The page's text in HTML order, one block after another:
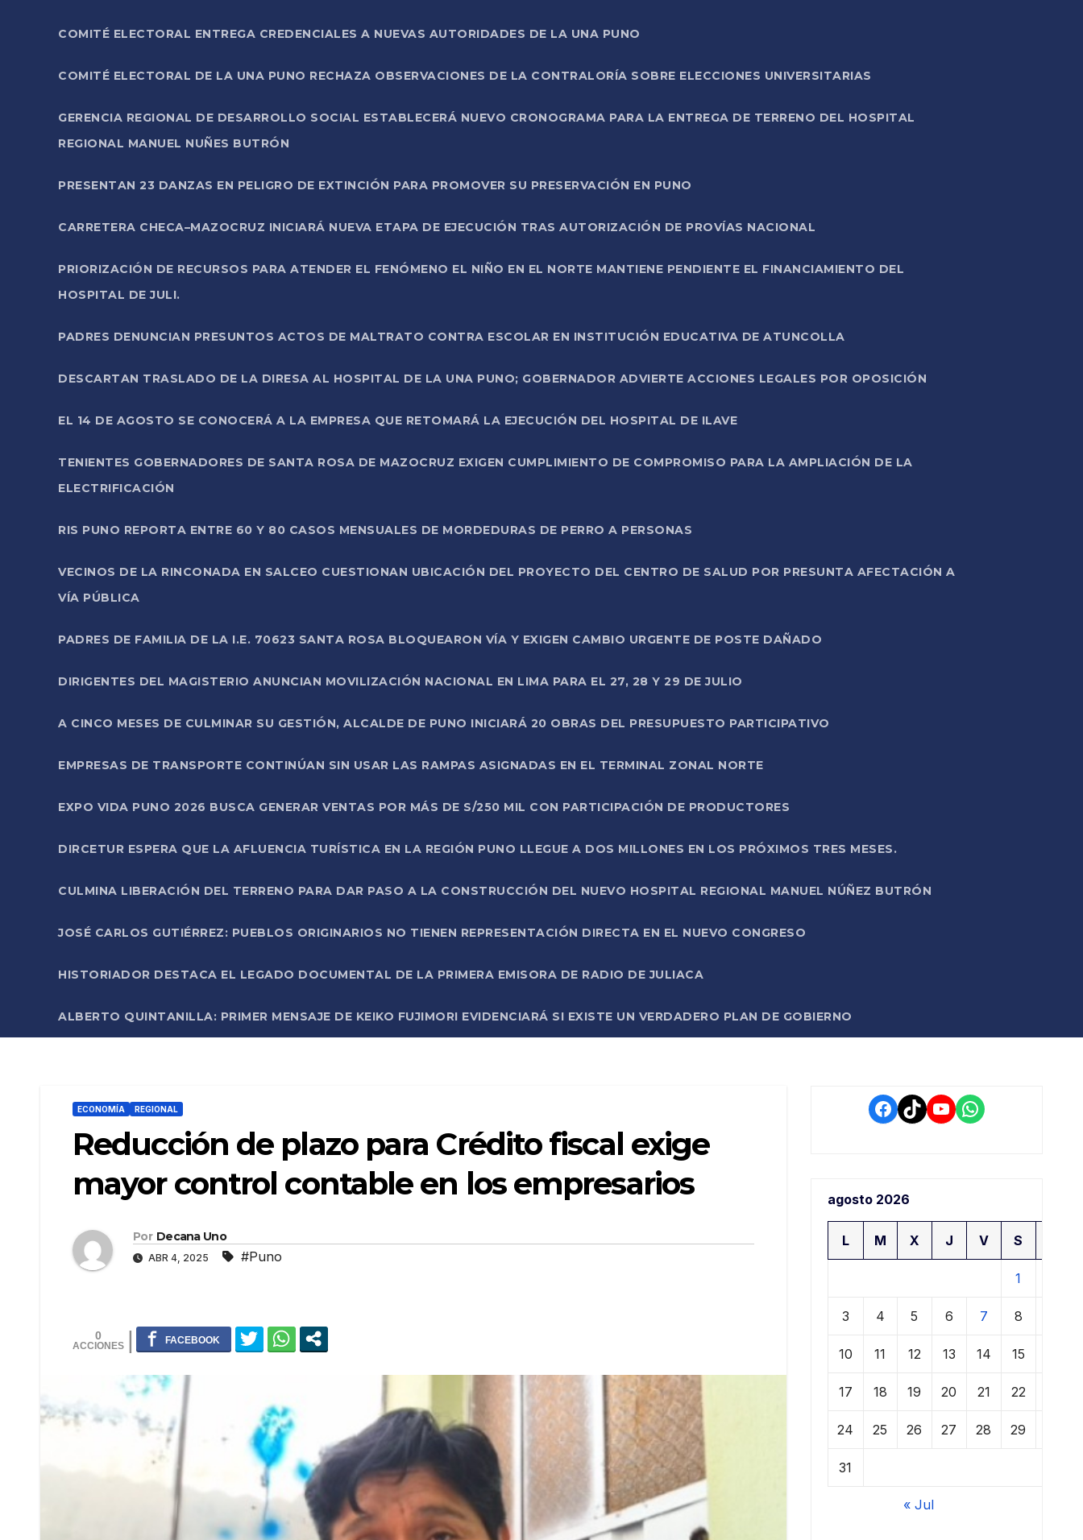
COMITÉ ELECTORAL ENTREGA CREDENCIALES A NUEVAS AUTORIDADES DE LA UNA PUNO
COMITÉ ELECTORAL DE LA UNA PUNO RECHAZA OBSERVACIONES DE LA CONTRALORÍA SOBRE ELECCIONES UNIVERSITARIAS
GERENCIA REGIONAL DE DESARROLLO SOCIAL ESTABLECERÁ NUEVO CRONOGRAMA PARA LA ENTREGA DE TERRENO DEL HOSPITAL
REGIONAL MANUEL NUÑES BUTRÓN
PRESENTAN 23 DANZAS EN PELIGRO DE EXTINCIÓN PARA PROMOVER SU PRESERVACIÓN EN PUNO
CARRETERA CHECA–MAZOCRUZ INICIARÁ NUEVA ETAPA DE EJECUCIÓN TRAS AUTORIZACIÓN DE PROVÍAS NACIONAL
PRIORIZACIÓN DE RECURSOS PARA ATENDER EL FENÓMENO EL NIÑO EN EL NORTE MANTIENE PENDIENTE EL FINANCIAMIENTO DEL
HOSPITAL DE JULI.
PADRES DENUNCIAN PRESUNTOS ACTOS DE MALTRATO CONTRA ESCOLAR EN INSTITUCIÓN EDUCATIVA DE ATUNCOLLA
DESCARTAN TRASLADO DE LA DIRESA AL HOSPITAL DE LA UNA PUNO; GOBERNADOR ADVIERTE ACCIONES LEGALES POR OPOSICIÓN
EL 14 DE AGOSTO SE CONOCERÁ A LA EMPRESA QUE RETOMARÁ LA EJECUCIÓN DEL HOSPITAL DE ILAVE
TENIENTES GOBERNADORES DE SANTA ROSA DE MAZOCRUZ EXIGEN CUMPLIMIENTO DE COMPROMISO PARA LA AMPLIACIÓN DE LA
ELECTRIFICACIÓN
RIS PUNO REPORTA ENTRE 60 Y 80 CASOS MENSUALES DE MORDEDURAS DE PERRO A PERSONAS
VECINOS DE LA RINCONADA EN SALCEO CUESTIONAN UBICACIÓN DEL PROYECTO DEL CENTRO DE SALUD POR PRESUNTA AFECTACIÓN A
VÍA PÚBLICA
PADRES DE FAMILIA DE LA I.E. 70623 SANTA ROSA BLOQUEARON VÍA Y EXIGEN CAMBIO URGENTE DE POSTE DAÑADO
DIRIGENTES DEL MAGISTERIO ANUNCIAN MOVILIZACIÓN NACIONAL EN LIMA PARA EL 27, 28 Y 29 DE JULIO
A CINCO MESES DE CULMINAR SU GESTIÓN, ALCALDE DE PUNO INICIARÁ 20 OBRAS DEL PRESUPUESTO PARTICIPATIVO
EMPRESAS DE TRANSPORTE CONTINÚAN SIN USAR LAS RAMPAS ASIGNADAS EN EL TERMINAL ZONAL NORTE
EXPO VIDA PUNO 2026 BUSCA GENERAR VENTAS POR MÁS DE S/250 MIL CON PARTICIPACIÓN DE PRODUCTORES
DIRCETUR ESPERA QUE LA AFLUENCIA TURÍSTICA EN LA REGIÓN PUNO LLEGUE A DOS MILLONES EN LOS PRÓXIMOS TRES MESES.
CULMINA LIBERACIÓN DEL TERRENO PARA DAR PASO A LA CONSTRUCCIÓN DEL NUEVO HOSPITAL REGIONAL MANUEL NÚÑEZ BUTRÓN
JOSÉ CARLOS GUTIÉRREZ: PUEBLOS ORIGINARIOS NO TIENEN REPRESENTACIÓN DIRECTA EN EL NUEVO CONGRESO
HISTORIADOR DESTACA EL LEGADO DOCUMENTAL DE LA PRIMERA EMISORA DE RADIO DE JULIACA
ALBERTO QUINTANILLA: PRIMER MENSAJE DE KEIKO FUJIMORI EVIDENCIARÁ SI EXISTE UN VERDADERO PLAN DE GOBIERNO
ECONOMÍA REGIONAL
Reducción de plazo para Crédito fiscal exige
mayor control contable en los empresarios
Por Decana Uno
ABR 4, 2025 #Puno
0
Facebook
TikTokYouTube
WhatsApp
agosto 2026
L M X J V S
1
3 4 5 6 7 8
10 11 12 13 14 15
17 18 19 20 21 22
24 25 26 27 28 29
31
« Jul